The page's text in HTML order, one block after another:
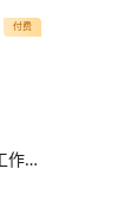
付费
推荐下载 2024德育教研室工作计划范文